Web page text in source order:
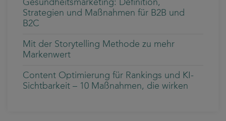
Strategien und Maßnahmen für B2B und
B2C
Mit der Storytelling Methode zu mehr
Markenwert
Content Optimierung für Rankings und KI-
Sichtbarkeit – 10 Maßnahmen, die wirken